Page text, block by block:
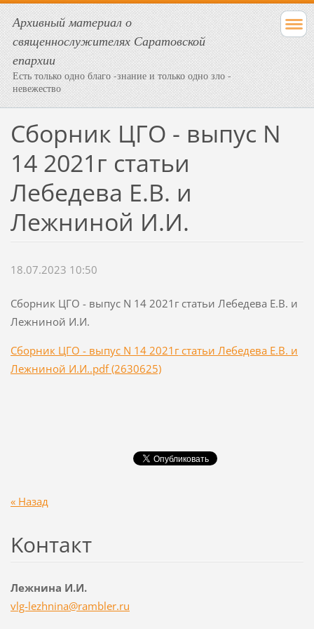
Архивный материал о
священнослужителях Саратовской
епархии
Есть только одно благо -знание и только одно зло -
невежество
Сборник ЦГО - выпус N
14 2021г статьи
Лебедева Е.В. и
Лежниной И.И.
18.07.2023 10:50
Сборник ЦГО - выпус N 14 2021г статьи Лебедева Е.В. и
Лежниной И.И.
Сборник ЦГО - выпус N 14 2021г статьи Лебедева Е.В. и
Лежниной И.И..pdf (2630625)
« Назад
Koнтакт
Лежнина И.И.
vlg-lezhnina@rambler.ru